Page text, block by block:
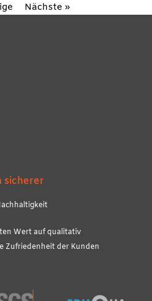
Nächste »
sicherer
Wert auf qualitativ
Zufriedenheit der Kunden